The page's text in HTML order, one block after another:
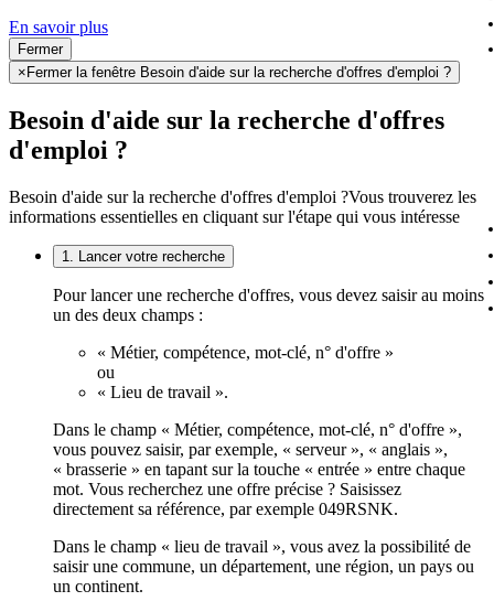
En savoir plus
Fermer
× Fermer la fenêtre Besoin d'aide sur la recherche d'offres d'emploi ?
Besoin d'aide sur la recherche d'offres
d'emploi ?
Besoin d'aide sur la recherche d'offres d'emploi ?Vous trouverez les
informations essentielles en cliquant sur l'étape qui vous intéresse
1. Lancer votre recherche
Pour lancer une recherche d'offres, vous devez saisir au moins
un des deux champs :
« Métier, compétence, mot-clé, n° d'offre »
ou
« Lieu de travail ».
Dans le champ « Métier, compétence, mot-clé, n° d'offre »,
vous pouvez saisir, par exemple, « serveur », « anglais »,
« brasserie » en tapant sur la touche « entrée » entre chaque
mot. Vous recherchez une offre précise ? Saisissez
directement sa référence, par exemple 049RSNK.
Dans le champ « lieu de travail », vous avez la possibilité de
saisir une commune, un département, une région, un pays ou
un continent.